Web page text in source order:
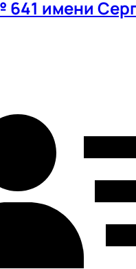
имени